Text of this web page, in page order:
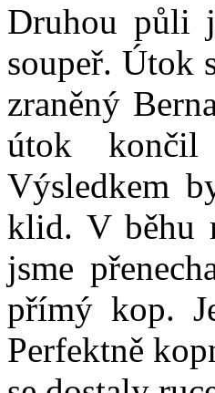
Druhou půli
soupeř. Útok
zraněný
útok končil
Výsledkem
klid. V běhu
jsme
přímý kop.
Perfektně